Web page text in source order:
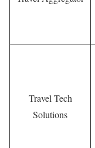
Travel Tech
Solutions